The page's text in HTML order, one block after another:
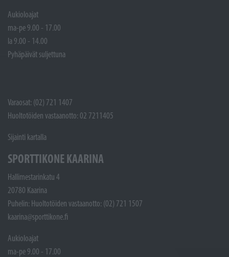
Aukioloajat
ma-pe 9.00 - 17.00
la 9.00 - 14.00
Pyhäpäivät suljettuna
Varaosat: (02) 721 1407
Huoltotöiden vastaanotto: 02 7211405
Sijainti kartalla
SPORTTIKONE KAARINA
Hallimestarinkatu 4
20780 Kaarina
Puhelin: Huoltotöiden vastaanotto: (02) 721 1507
kaarina@sporttikone.fi
Aukioloajat
ma-pe 9.00 - 17.00